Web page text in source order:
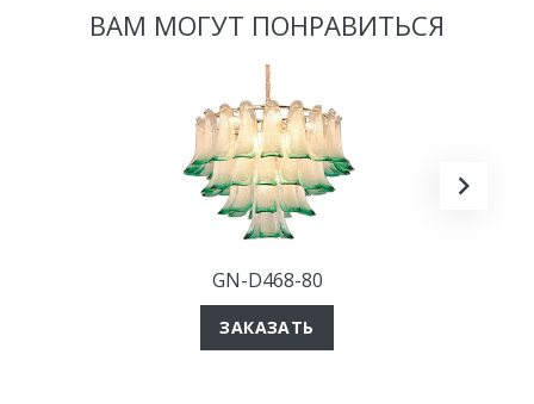
ВАМ МОГУТ ПОНРАВИТЬСЯ
GN-D468-80
ЗАКАЗАТЬ